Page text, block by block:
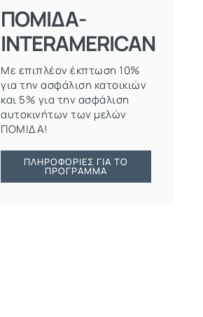
ΠΟΜΙΔΑ-
INTERAMERICAN
Με επιπλέον έκπτωση 10%
για την ασφάλιση κατοικιών
και 5% για την ασφάλιση
αυτοκινήτων των μελών
ΠΟΜΙΔΑ!
ΠΛΗΡΟΦΟΡΊΕΣ ΓΙΑ ΤΟ
ΠΡΌΓΡΑΜΜΑ